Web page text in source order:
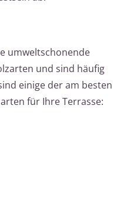
umweltschonende
und sind häufig
einige der am besten
für Ihre Terrasse: